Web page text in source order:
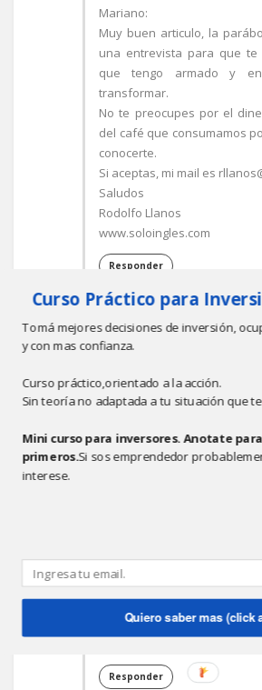
Mariano:
Muy buen articulo, la
una entrevista para que te
que tengo armado y
transformar.
No te preocupes por el
del café que consumamos
conocerte.
Si aceptas, mi mail es
Saludos
Rodolfo Llanos
www.soloingles.com
Responder
Asi da gusto....incluye
Responder
Si claro tambien podes
naranja...jajajaj
Sl2.
Rodolfo Llanos
Responder
Curso Práctico para
Tomá mejores decisiones de inversión,
y con mas confianza.
Curso práctico,orientado a la acción.
Sin teoría no adaptada a tu situación que
Mini curso para inversores. Anotate
primeros.Si sos emprendedor
interese.
Quiero saber mas (click